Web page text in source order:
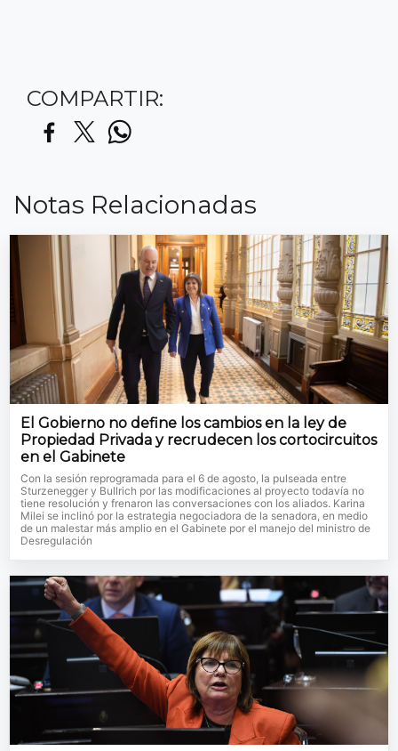
COMPARTIR:
Notas Relacionadas
El Gobierno no define los cambios en la ley de
Propiedad Privada y recrudecen los cortocircuitos
en el Gabinete
Con la sesión reprogramada para el 6 de agosto, la pulseada entre
Sturzenegger y Bullrich por las modificaciones al proyecto todavía no
tiene resolución y frenaron las conversaciones con los aliados. Karina
Milei se inclinó por la estrategia negociadora de la senadora, en medio
de un malestar más amplio en el Gabinete por el manejo del ministro de
Desregulación